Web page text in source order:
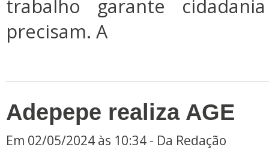
trabalho garante
precisam. A
Adepepe realiza AGE
Em 02/05/2024 às 10:34 - Da Redação